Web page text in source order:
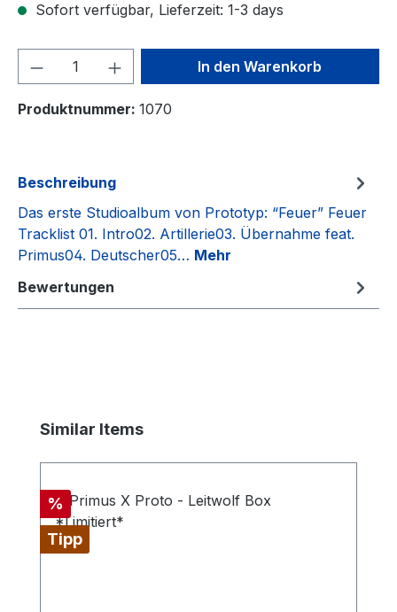
Sofort verfügbar, Lieferzeit: 1-3 days
Produkt Anzahl: Gib denIn den Warenkorb
Produktnummer: 1070
Beschreibung
Das erste Studioalbum von Prototyp: “Feuer” Feuer
Tracklist 01. Intro02. Artillerie03. Übernahme feat.
Primus04. Deutscher05… Mehr
Bewertungen
Produktgalerie überspringen
Similar Items
Rabatt
%
Tipp